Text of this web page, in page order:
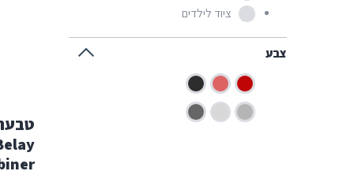
ציוד לילדים
צבע